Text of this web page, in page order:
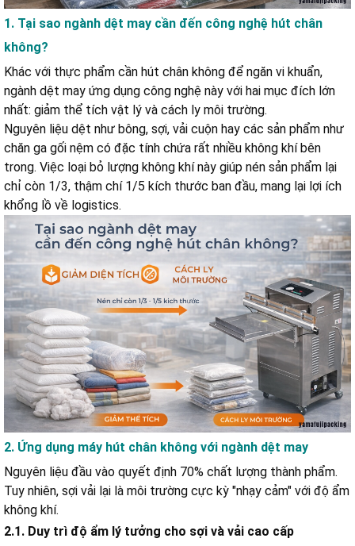
4.1. Máy ép chân không vòi ngoài Yamafuji DZ
4.2. Máy đóng gói chân không vòi ngoài DZQ
1. Tại sao ngành dệt may cần đến công nghệ hút chân
không?
Khác với thực phẩm cần hút chân không để ngăn vi khuẩn,
ngành dệt may ứng dụng công nghệ này với hai mục đích lớn
nhất: giảm thể tích vật lý và cách ly môi trường.
Nguyên liệu dệt như bông, sợi, vải cuộn hay các sản phẩm như
chăn ga gối nệm có đặc tính chứa rất nhiều không khí bên
trong. Việc loại bỏ lượng không khí này giúp nén sản phẩm lại
chỉ còn 1/3, thậm chí 1/5 kích thước ban đầu, mang lại lợi ích
khổng lồ về logistics.
2. Ứng dụng máy hút chân không với ngành dệt may
Nguyên liệu đầu vào quyết định 70% chất lượng thành phẩm.
Tuy nhiên, sợi vải lại là môi trường cực kỳ "nhạy cảm" với độ ẩm
không khí.
2.1. Duy trì độ ẩm lý tưởng cho sợi và vải cao cấp